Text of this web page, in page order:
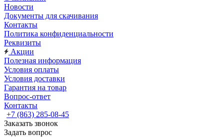
Новости
Документы для скачивания
Контакты
Политика конфиденциальности
Реквизиты
Акции
Полезная информация
Условия оплаты
Условия доставки
Гарантия на товар
Вопрос-ответ
Контакты
+7 (863) 285-08-45
Заказать звонок
Задать вопрос